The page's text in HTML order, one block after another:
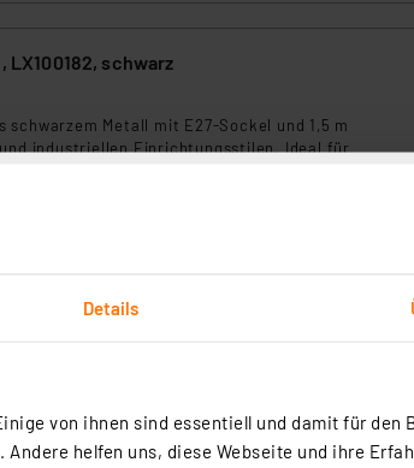
Details
von ihnen sind essentiell und damit für den
helfen uns, diese Webseite und ihre
LX100182, schwarz
Metall mit E27-Sockel und 1,5 m
industriellen Einrichtungsstilen. Ideal für
Messing